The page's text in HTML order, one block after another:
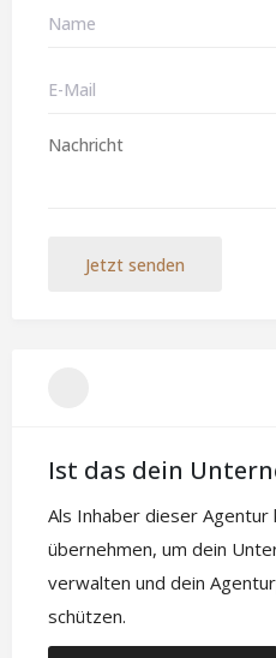
Jetzt senden
Ist das dein
Als Inhaber dieser Agentur
übernehmen, um dein
verwalten und dein
schützen.